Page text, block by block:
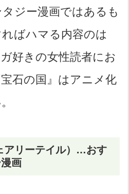
ジー漫画ではあるも
ばハマる内容のは
好きの女性読者にお
石の国』はアニメ化
アリーテイル）…おす
画